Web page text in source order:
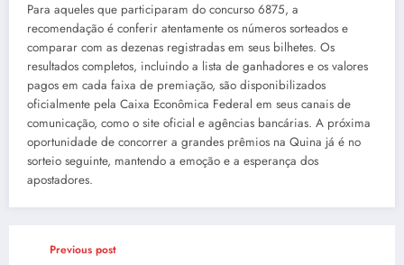
Para aqueles que participaram do concurso 6875, a
recomendação é conferir atentamente os números sorteados e
comparar com as dezenas registradas em seus bilhetes. Os
resultados completos, incluindo a lista de ganhadores e os valores
pagos em cada faixa de premiação, são disponibilizados
oficialmente pela Caixa Econômica Federal em seus canais de
comunicação, como o site oficial e agências bancárias. A próxima
oportunidade de concorrer a grandes prêmios na Quina já é no
sorteio seguinte, mantendo a emoção e a esperança dos
apostadores.
Previous post